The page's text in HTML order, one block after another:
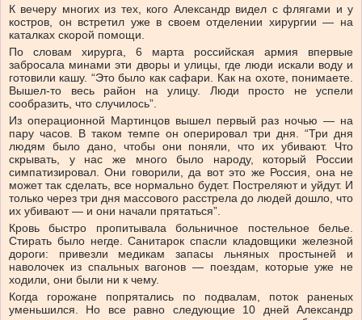
К вечеру многих из тех, кого Александр видел с флягами и у
костров, он встретил уже в своем отделении хирургии — на
каталках скорой помощи.
По словам хирурга, 6 марта российская армия впервые
забросала минами эти дворы и улицы, где люди искали воду и
готовили кашу. “Это было как сафари. Как на охоте, понимаете.
Вышел-то весь район на улицу. Люди просто не успели
сообразить, что случилось”.
Из операционной Мартинцов вышел первый раз ночью — на
пару часов. В таком темпе он оперировал три дня. “Три дня
людям было дано, чтобы они поняли, что их убивают. Что
скрывать, у нас же много было народу, который России
симпатизировал. Они говорили, да вот это же Россия, она не
может так сделать, все нормально будет. Постреляют и уйдут. И
только через три дня массового расстрела до людей дошло, что
их убивают — и они начали прятаться”.
Кровь быстро пропитывала больничное постельное белье.
Стирать было негде. Санитарок спасли кладовщики железной
дороги: привезли медикам запасы льняных простыней и
наволочек из спальных вагонов — поездам, которые уже не
ходили, они были ни к чему.
Когда горожане попрятались по подвалам, поток раненых
уменьшился. Но все равно следующие 10 дней Александр